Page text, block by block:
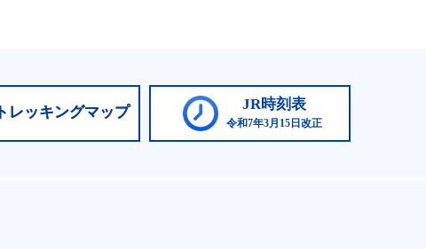
トレッキングマップ JR時刻表
令和7年3月15日改正